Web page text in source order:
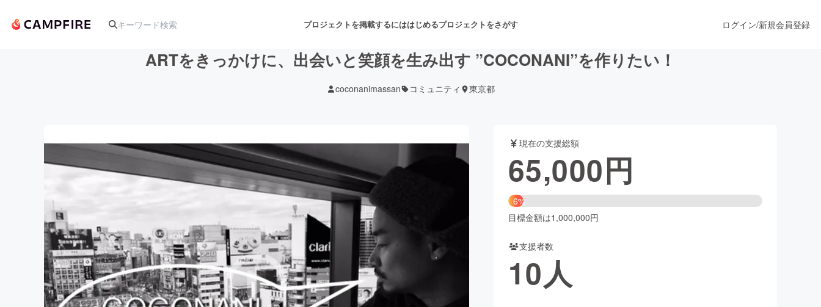
プロジェクトを掲載するにははじめるプロジェクトをさがす
アート・写真 音楽 舞台・パフォーマンス
テクノロジー・ガジェット ゲーム・サービス開発 ファッション
書籍・雑誌出版
ビジネス・起業 チャレンジ ビューティー・ヘルスケア
まちづくり・地域活性化
ログイン/新規会員登録
ARTをきっかけに、出会いと笑顔を生み出す ”COCONANI”を作りたい！
coconanimassan コミュニティ 東京都
現在の支援総額
65,000円
6%
目標金額は1,000,000円
支援者数
10人